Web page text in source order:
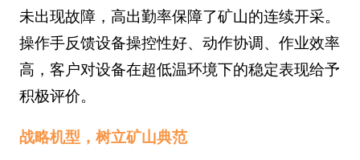
未出现故障，高出勤率保障了矿山的连续开采。
操作手反馈设备操控性好、动作协调、作业效率
高，客户对设备在超低温环境下的稳定表现给予
积极评价。
战略机型，树立矿山典范